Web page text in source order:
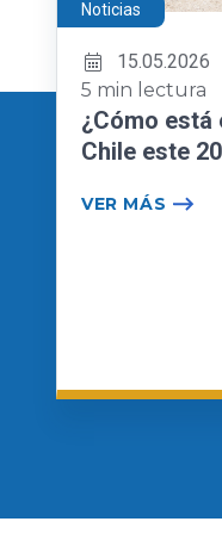
Noticias
15.05.2026
5 min lectura
¿Cómo
Chile este
VER MÁS